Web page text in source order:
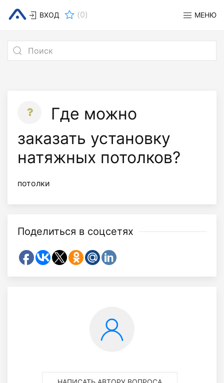
ВХОД (0) МЕНЮ
Где можно
заказать установку
натяжных потолков?
потолки
Поделиться в соцсетях